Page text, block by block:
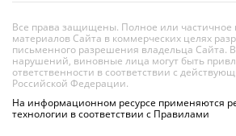
Все права защищены. Полное или частичное
материалов Сайта в коммерческих целях
письменного разрешения владельца Сайта.
нарушений, виновные лица могут быть
ответственности в соответствии с
Российской Федерации.
На информационном ресурсе применяются
технологии в соответствии с Правилами